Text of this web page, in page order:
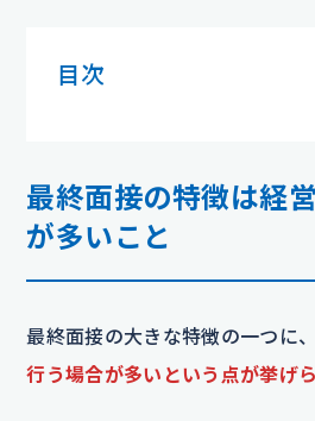
目次
最終面接の特徴は経
が多いこと
最終面接の大きな特徴の一つに
行う場合が多いという点が挙げ